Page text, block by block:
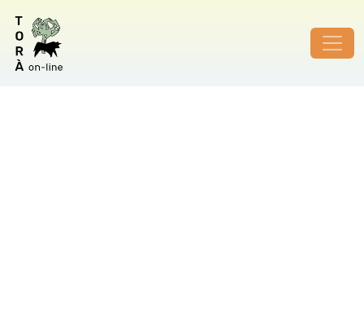
ID de foto no vàlid